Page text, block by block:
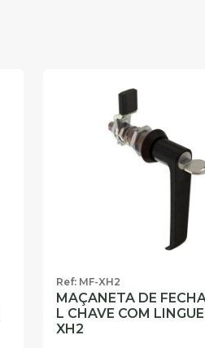
Ref: MF-XH2
MAÇANETA DE
L CHAVE COM
XH2